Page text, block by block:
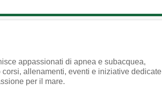
appassionati di apnea e subacquea,
allenamenti, eventi e iniziative dedicate
per il mare.